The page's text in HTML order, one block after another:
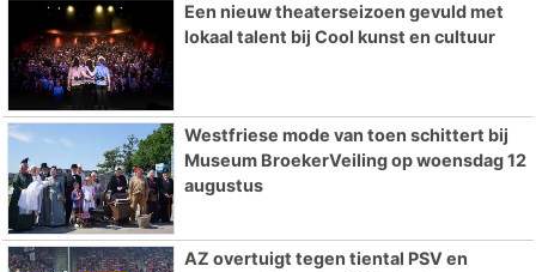
Een nieuw theaterseizoen gevuld met
lokaal talent bij Cool kunst en cultuur
Westfriese mode van toen schittert bij
Museum BroekerVeiling op woensdag 12
augustus
AZ overtuigt tegen tiental PSV en